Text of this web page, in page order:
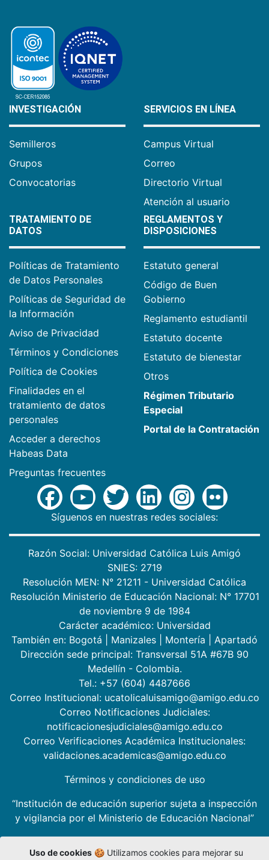
INVESTIGACIÓN
Semilleros
Grupos
Convocatorias
SERVICIOS EN LÍNEA
Campus Virtual
Correo
Directorio Virtual
Atención al usuario
TRATAMIENTO DE
DATOS
Políticas de Tratamiento
de Datos Personales
Políticas de Seguridad de
la Información
Aviso de Privacidad
Términos y Condiciones
Política de Cookies
Finalidades en el
tratamiento de datos
personales
Acceder a derechos
Habeas Data
Preguntas frecuentes
REGLAMENTOS Y
DISPOSICIONES
Estatuto general
Código de Buen
Gobierno
Reglamento estudiantil
Estatuto docente
Estatuto de bienestar
Otros
Régimen Tributario
Especial
Portal de la Contratación
Síguenos en nuestras redes sociales:
Razón Social: Universidad Católica Luis Amigó
SNIES: 2719
Resolución MEN: N° 21211 - Universidad Católica
Resolución Ministerio de Educación Nacional: N° 17701
de noviembre 9 de 1984
Carácter académico: Universidad
También en: Bogotá Manizales Montería
Apartadó
Dirección sede principal: Transversal 51A #67B 90
Medellín - Colombia.
Tel.: +57 (604) 4487666
Correo Institucional: ucatolicaluisamigo@amigo.edu.co
Correo Notificaciones Judiciales:
notificacionesjudiciales@amigo.edu.co
Correo Verificaciones Académica Institucionales:
validaciones.academicas@amigo.edu.co
Términos y condiciones de uso
“Institución de educación superior sujeta a inspección
y vigilancia por el Ministerio de Educación Nacional”
Uso de cookies🍪 Utilizamos cookies para mejorar su